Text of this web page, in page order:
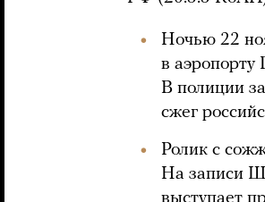
Ночью 22
в аэропорту
В полиции
сжег
Ролик с
На записи
выступает